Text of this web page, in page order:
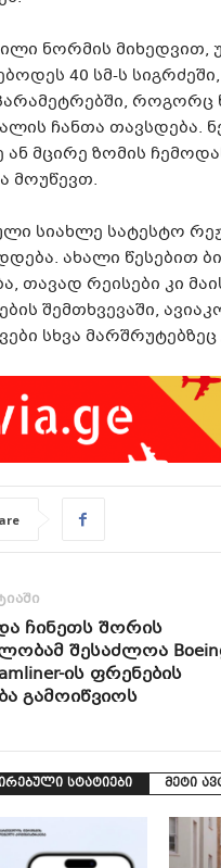
ნორმის მიხედვით,
40 სმ-ს
ჩანთა თავსდება.
ან მცირე ზომის
მოუწევთ.
სიახლე სატესტო
ახალი წესებით
თავად რეისები კი
შემთხვევაში,
სხვა
ჩინეთს შორის
შესაძლოა
ის ფრენების
გამოიწვიოს
სტატიები მეტი